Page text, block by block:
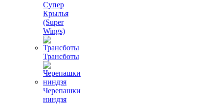
Супер
Крылья
(Super
Wings)
Трансботы
Черепашки
ниндзя